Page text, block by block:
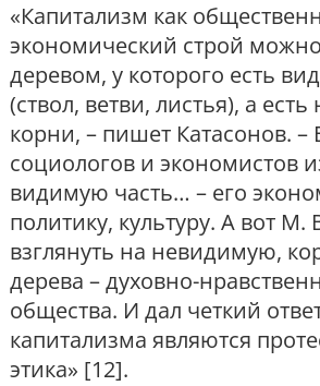
«Капитализм как
экономический строй
деревом, у которого есть
(ствол, ветви, листья), а
корни, – пишет Катасонов.
социологов и экономистов
видимую часть… – его
политику, культуру. А вот
взглянуть на невидимую,
дерева – духовно-
общества. И дал четкий
капитализма являются
этика» [12].